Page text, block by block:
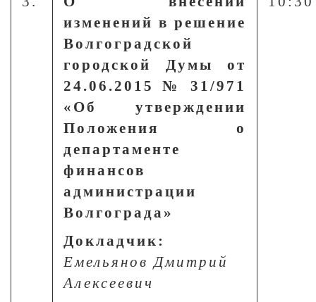
изменений в решение
Волгоградской
городской Думы от
24.06.2015 № 31/971
«Об утверждении
Положения о
департаменте
финансов
администрации
Волгограда»
Докладчик:
Емельянов Дмитрий
Алексеевич